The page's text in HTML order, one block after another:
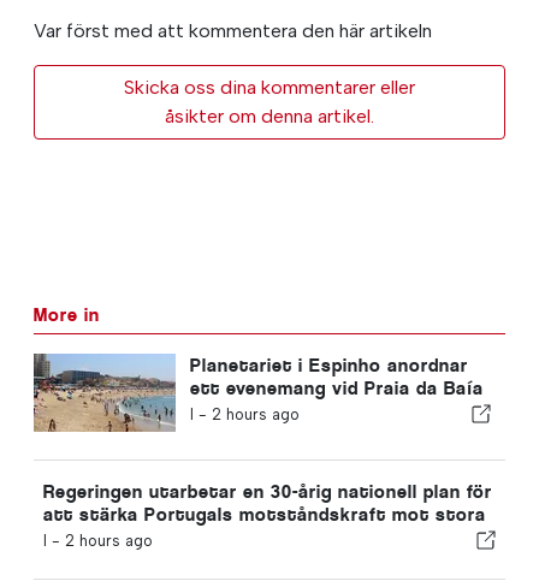
Var först med att kommentera den här artikeln
Skicka oss dina kommentarer eller
åsikter om denna artikel.
More in
Planetariet i Espinho anordnar
ett evenemang vid Praia da Baía
under solförmörkelsen i Portugal
I - 2 hours ago
Regeringen utarbetar en 30-årig nationell plan för
att stärka Portugals motståndskraft mot stora
jordbävningar
I - 2 hours ago